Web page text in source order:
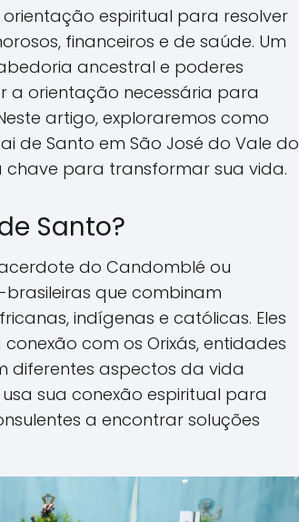
espiritual para resolver
financeiros e de saúde. Um
ancestral e poderes
a orientação necessária para
artigo, exploraremos como
de Santo em São José do Vale do
chave para transformar sua vida.
Santo?
do Candomblé ou
que combinam
indígenas e católicas. Eles
com os Orixás, entidades
diferentes aspectos da vida
sua conexão espiritual para
a encontrar soluções